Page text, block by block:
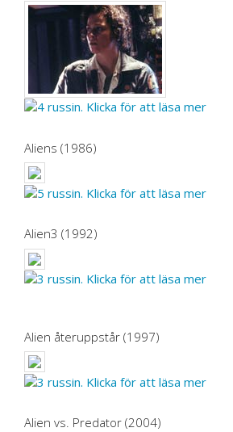
Aliens (1986)
Alien3 (1992)
Alien återuppstår (1997)
Alien vs. Predator (2004)